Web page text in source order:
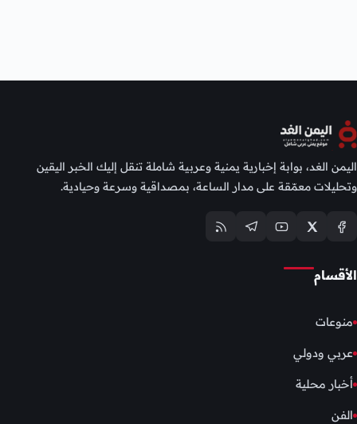
اليمن الغد، بوابة إخبارية يمنية وعربية شاملة تنقل إليك الخبر اليقين
وتحليلات معمّقة على مدار الساعة، بمصداقية وسرعة وحيادية.
الأقسام
منوعات
عربي ودولي
أخبار محلية
الفن